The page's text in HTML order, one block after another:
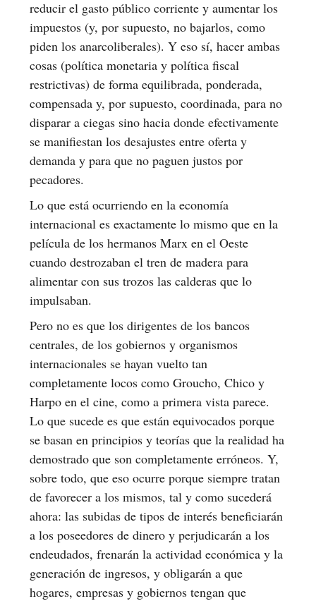
reducir el gasto público corriente y aumentar los
impuestos (y, por supuesto, no bajarlos, como
piden los anarcoliberales). Y eso sí, hacer ambas
cosas (política monetaria y política fiscal
restrictivas) de forma equilibrada, ponderada,
compensada y, por supuesto, coordinada, para no
disparar a ciegas sino hacia donde efectivamente
se manifiestan los desajustes entre oferta y
demanda y para que no paguen justos por
pecadores.
Lo que está ocurriendo en la economía
internacional es exactamente lo mismo que en la
película de los hermanos Marx en el Oeste
cuando destrozaban el tren de madera para
alimentar con sus trozos las calderas que lo
impulsaban.
Pero no es que los dirigentes de los bancos
centrales, de los gobiernos y organismos
internacionales se hayan vuelto tan
completamente locos como Groucho, Chico y
Harpo en el cine, como a primera vista parece.
Lo que sucede es que están equivocados porque
se basan en principios y teorías que la realidad ha
demostrado que son completamente erróneos. Y,
sobre todo, que eso ocurre porque siempre tratan
de favorecer a los mismos, tal y como sucederá
ahora: las subidas de tipos de interés beneficiarán
a los poseedores de dinero y perjudicarán a los
endeudados, frenarán la actividad económica y la
generación de ingresos, y obligarán a que
hogares, empresas y gobiernos tengan que